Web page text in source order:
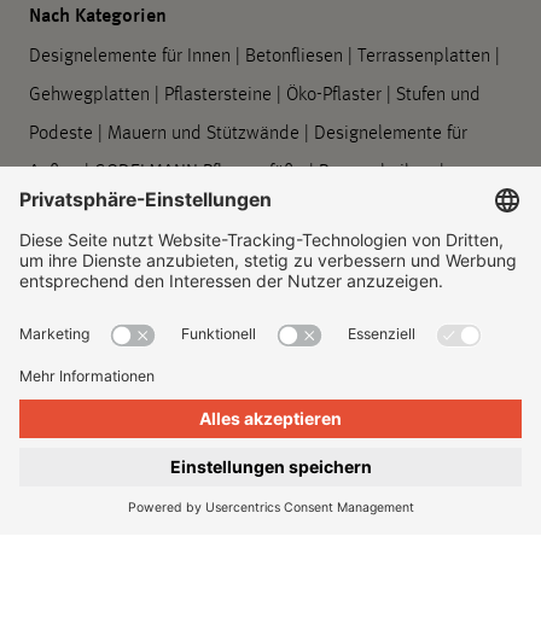
Nach Kategorien
Designelemente für Innen | Betonfliesen | Terrassenplatten |
Gehwegplatten | Pflastersteine | Öko-Pflaster | Stufen und
Podeste | Mauern und Stützwände | Designelemente für
Außen|GODELMANN Pflanzgefäße|Baumscheiben|
Barrierefreie Leitsysteme|Bord- und Rinnensteine
Symbolplatten| Verarbeitung und Pflege
Über uns |Standorte Unternehmenshistorie Kontakt|
Rechtliches|Informationspflichten
|Datenschutz|Information zur Barrierefreiheit